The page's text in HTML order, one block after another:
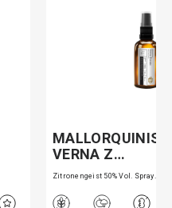
VERNA Z…
Zitronengeist 50% Vol. Spray…